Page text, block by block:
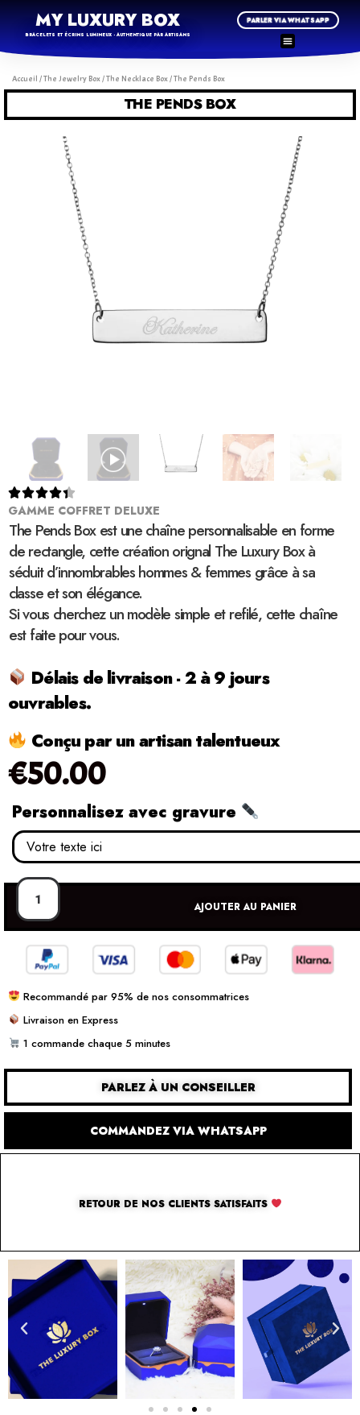
MY LUXURY BOX
BRACELETS ET ÉCRINS LUMINEUX - AUTHENTIQUE PAR ARTISANS
PARLER VIA WHATSAPP
Accueil /The Jewelry Box/The Necklace Box/ The Pends Box
THE PENDS BOX

GAMME COFFRET DELUXE
The Pends Box est une chaîne personnalisable en forme
de rectangle, cette création orignal The Luxury Box à
séduit d’innombrables hommes & femmes grâce à sa
classe et son élégance.
Si vous cherchez un modèle simple et refilé, cette chaîne
est faite pour vous.
Délais de livraison - 2 à 9 jours
ouvrables.
Conçu par un artisan talentueux
€50.00
Personnalisez avec gravure
AJOUTER AU PANIER
Recommandé par 95% de nos consommatrices
Livraison en Express
1 commande chaque 5 minutes
PARLEZ À UN CONSEILLER
COMMANDEZ VIA WHATSAPP
RETOUR DE NOS CLIENTS SATISFAITS